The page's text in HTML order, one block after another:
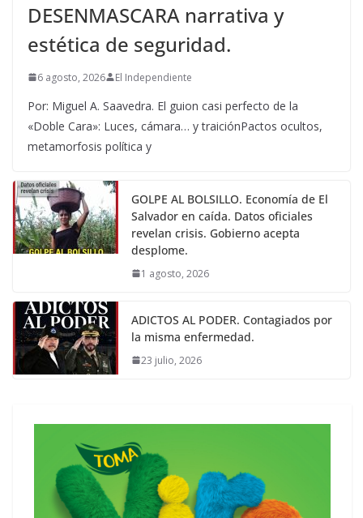
DESENMASCARA narrativa y
estética de seguridad.
6 agosto, 2026 El Independiente
Por: Miguel A. Saavedra. El guion casi perfecto de la
«Doble Cara»: Luces, cámara… y traiciónPactos ocultos,
metamorfosis política y
GOLPE AL BOLSILLO. Economía de El
Salvador en caída. Datos oficiales
revelan crisis. Gobierno acepta
desplome.
1 agosto, 2026
ADICTOS AL PODER. Contagiados por
la misma enfermedad.
23 julio, 2026